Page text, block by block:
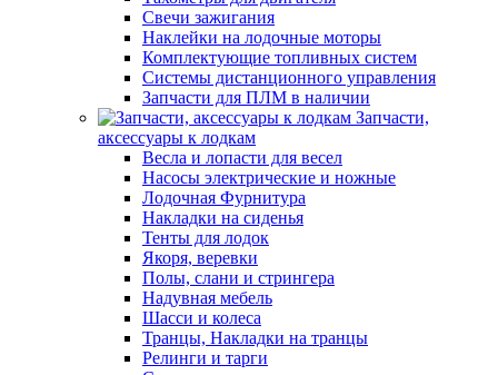
Свечи зажигания
Наклейки на лодочные моторы
Комплектующие топливных систем
Системы дистанционного управления
Запчасти для ПЛМ в наличии
Запчасти,
аксессуары к лодкам
Весла и лопасти для весел
Насосы электрические и ножные
Лодочная Фурнитура
Накладки на сиденья
Тенты для лодок
Якоря, веревки
Полы, слани и стрингера
Надувная мебель
Шасси и колеса
Транцы, Накладки на транцы
Релинги и тарги